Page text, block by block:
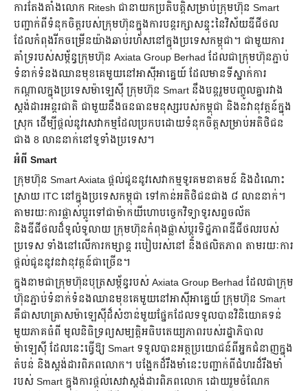
ការតែងតាំងលោក Ritesh ជានាយកប្រតិបត្តិសម្រាប់ក្រុមហ៊ុន Smart
បញ្ជាក់ពីទំនុកចិត្តរបស់ក្រុមហ៊ុនក្នុងការបន្តរក្សាសន្ទុះនៃវិស័យឌីជីថល
ដែលកំពុងរីកចម្រើនយ៉ាងឆាប់រហ័សនៅក្នុងប្រទេសកម្ពុជា។ ជាមួយការ
គាំទ្ររបស់សម្ព័ន្ធក្រុមហ៊ុន Axiata Group Berhad ដែលជាក្រុមហ៊ុនភ្ជាប់
ទំនាក់ទំនងឈានមុខគេមួយនៅអាស៊ីអាគ្នេយ៍ ដែលមានទីស្នាក់ការ
កណ្ដាលក្នុងប្រទេសម៉ាឡេស៊ី ក្រុមហ៊ុន Smart នឹងបន្តរួមបញ្ចូលគ្នារវាង
ស្តង់ដារអន្តរជាតិ ជាមួយនឹងធនធានមនុស្សរបស់កម្ពុជា និងនវានុវត្តន៍ក្នុង
ស្រុក ដើម្បីផ្តល់នូវសេវាកម្មដែលប្រកបដោយទំនុកចិត្តសម្រាប់អតិថិជន
ជាង 8 លាននាក់នៅទូទាំងប្រទេស។
អំពី Smart
ក្រុមហ៊ុន Smart Axiata ផ្តល់ជូននូវសេវាកម្មទូរគមនាគមន៍ និងដំណោះ
ស្រាយ ITC នៅក្នុងប្រទេសកម្ពុជា ទៅកាន់អតិថិជនជាង ៨ លាននាក់។
តាមរយៈការផ្លាស់ប្តូរទៅជាម៉ាកយីហោបច្ចេកវិទ្យាទូរសព្ទចល័ត
និងឌីជីថលដ៏ទូលំទូលាយ ក្រុមហ៊ុនកំពុងផ្លាស់ប្ដូរទិដ្ឋភាពឌីជីថលរបស់
ប្រទេស ទាំងនៅលើការកម្សាន្ត របៀបរស់នៅ និងផលិតភាព តាមរយៈការ
ផ្តល់ជូននូវនវានុវត្តន៍ជាច្រើន។
ក្នុងនាមជាក្រុមហ៊ុនបុត្រសម្ព័ន្ធរបស់ Axiata Group Berhad ដែលជាក្រុម
ហ៊ុនភ្ជាប់ទំនាក់ទំនងឈានមុខគេមួយនៅអាស៊ីអាគ្នេយ៍ ក្រុមហ៊ុន Smart
គឺជាសហគ្រាសម៉ាឡេស៊ីដ៏សំខាន់មួយផ្នែកដែលទទួលបានវិនិយោគទន់
មួយភាគធំពី មូលនិធិទ្រព្យសម្បត្តិអធិបតេយ្យភាពរបស់រដ្ឋាភិបាល
ម៉ាឡេស៊ី ដែលនេះធ្វើឱ្យ Smart ទទួលបានអត្ថប្រយោជន៍ពីអ្នកជំនាញក្នុង
តំបន់ និងស្តង់ដារពិភពលោក។ បង្អែកដ៏រឹងមាំនេះបញ្ជាក់ពីជំហរដ៏រឹងមាំ
របស់ Smart ក្នុងការផ្តល់សេវាស្តង់ដារពិភពលោក ដោយរួមចំណែក